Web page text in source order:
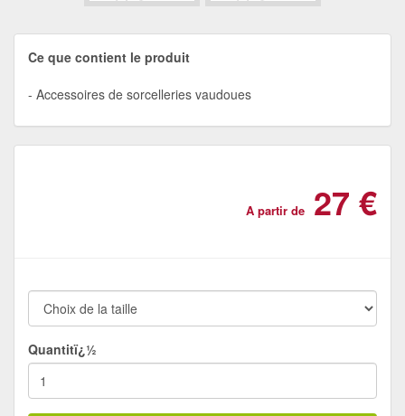
Ce que contient le produit
Accessoires de sorcelleries vaudoues
A partir de 27 €
Quantitï¿½